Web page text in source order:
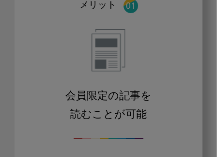
メリット
会員限定の記事を
読むことが可能